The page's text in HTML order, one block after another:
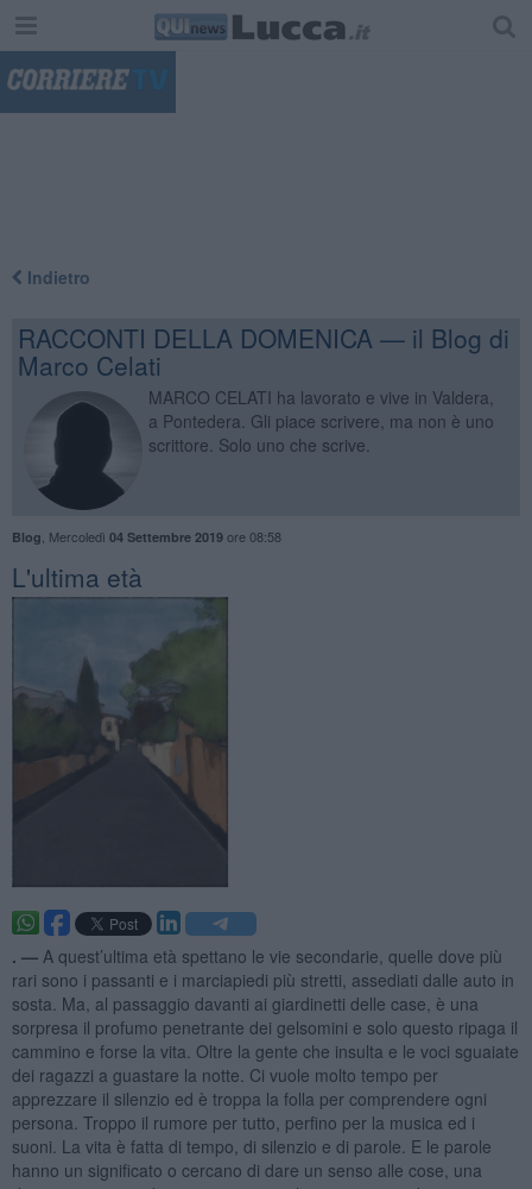
Indietro
RACCONTI DELLA DOMENICA — il Blog di
Marco Celati
MARCO CELATI ha lavorato e vive in Valdera,
a Pontedera. Gli piace scrivere, ma non è uno
scrittore. Solo uno che scrive.
Blog Mercoledì 04 Settembre 2019ore 08:58
L'ultima età
. — A quest’ultima età spettano le vie secondarie, quelle dove più
rari sono i passanti e i marciapiedi più stretti, assediati dalle auto in
sosta. Ma, al passaggio davanti ai giardinetti delle case, è una
sorpresa il profumo penetrante dei gelsomini e solo questo ripaga il
cammino e forse la vita. Oltre la gente che insulta e le voci sguaiate
dei ragazzi a guastare la notte. Ci vuole molto tempo per
apprezzare il silenzio ed è troppa la folla per comprendere ogni
persona. Troppo il rumore per tutto, perfino per la musica ed i
suoni. La vita è fatta di tempo, di silenzio e di parole. E le parole
hanno un significato o cercano di dare un senso alle cose, una